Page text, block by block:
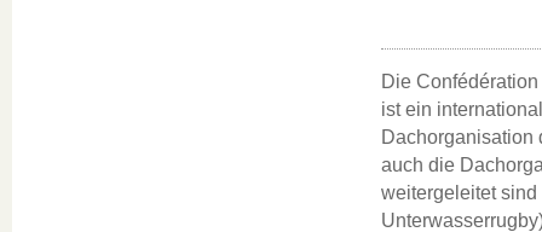
Die
ist ein
Dachorganisation
auch die
weitergeleitet